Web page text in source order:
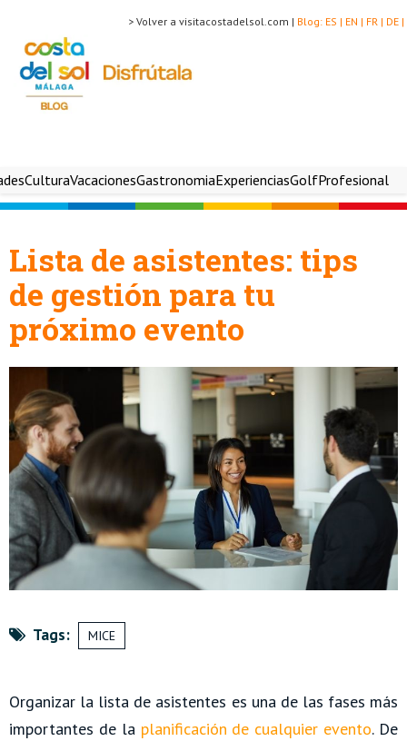
DE |
FR |
EN |
ES |
Blog:
> Volver a visitacostadelsol.com |
CulturaVacacionesGastronomiaExperienciasGolfProfesional
Lista de asistentes: tips
de gestión para tu
próximo evento
Tags: MICE
Organizar la lista de asistentes es una de las fases más
importantes de laplanificación de cualquier evento. De